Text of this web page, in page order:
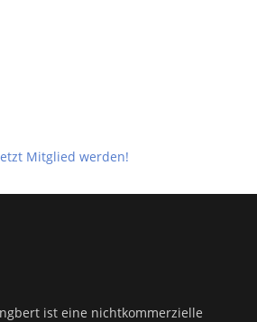
ist eine nichtkommerzielle